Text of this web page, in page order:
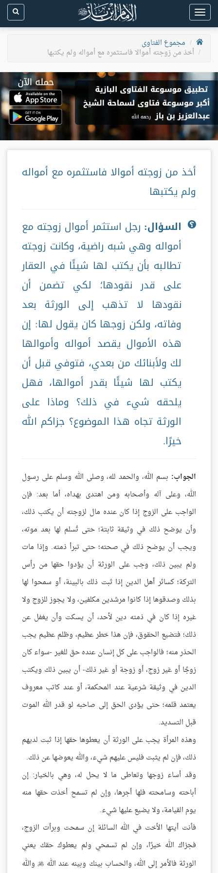
Toggle
navigation
مجموع الفتاوى
أخذ من زوجته أموالا فاستثمره مع أمواله ولم يكتبها
أخذ من زوجته أموالا فاستثمره مع أمواله
ولم يكتبها
السؤال: رجل استثمر أموال زوجته مع
أمواله وهي شبه راضية، وكانت زوجته
تطالبه بأن يكتب لها شيئًا في العقار
على قدر نقودها؛ لكي تضمن أن
نقودها لا تذهب إلى الورثة بعد
وفاته، ولكن زوجها كان يقول لها: إن
هذه الأموال يقصد أمواله وأموالها
لك ولأبنائك من بعدي، فتوفي قبل أن
يكتب لها شيئًا بقدر أموالها، فهل
يلحقه شيء في ذلك؟ وماذا على
الورثة تجاه هذا الموضوع؟ جزاكم الله
خيرًا.
الجواب: بسم الله، والحمد لله، وصلى الله وسلم على رسول
الله، وعلى آله وأصحابه ومن اهتدى بهداه، أما بعد: فإن
الواجب على الزوج إذا كان عنده مال لزوجته أن يكتب ذلك،
وأن يوضح ذلك في وثيقة ثابتة؛ حتى تُسلم لها بعد موته،
ويجب أن يوضح ذلك في صحته؛ حتى تبرأ ذمته. وإذا مات
ولم يبين ذلك، وجب على الورثة أن يؤدوا حقها من رأس
التركة؛ كسائر أهل الدين إذا ثبت ذلك بالبينة، أو سمحوا لها
بذلك وصدقوها إذا كانوا مرشدين مكلفين، ولا يجوز للزوج ولا
غيره إذا كان في ذمته دين لأحد، أن يسكت وأن يغفل عن
ذلك؛ فتضيع الحقوق، فإن هذا خطر عظيم، وظلم عظيم يجب
الحذر منه؛ فالواجب على كل إنسان عنده حق للغير -سواء كان
زوجًا أو غير زوج، أو زوجة أو غير ذلك- أن يبين ذلك ويكتب
الدين في وثيقة شرعية عند المحكمة، أو عند كاتب معروف
يعتمد قلمه؛ حتى يؤدى الحق إلى صاحبه لو قدر الله الموت
قبل التسديد.
وهذه المرأة يجب على الورثة أن يعطوها حقها إذا ثبت لديهم
ذلك، فإن لم يثبت فليس عليهم شيء، والله يعوضها عن ذلك.
وقد أساء زوجها وتعاطى ما لا يحل له، وهي بالخيار: إن
أباحته وسامحته فلها أجرها، وإن لم تسمح أخذت حقها منه
يوم القيامة، ولا يضيع عليها شيء.
فأنت أيتها الأخت في الله السائلة إن سمحت وبرأت الزوج،
فجزاك الله خيرًا، وإن لم تسمحي ولم يعطوك حقك يعني
الورثة فالأمر إلى الله، والحساب بينك وبينه عند الله والله